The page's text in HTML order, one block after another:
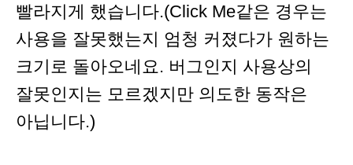
빨라지게 했습니다.(Click Me같은 경우는
사용을 잘못했는지 엄청 커졌다가 원하는
크기로 돌아오네요. 버그인지 사용상의
잘못인지는 모르겠지만 의도한 동작은
아닙니다.)